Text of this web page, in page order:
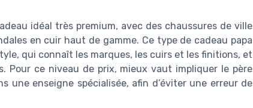
idéal très premium, avec des chaussures de ville
en cuir haut de gamme. Ce type de cadeau papa
qui connaît les marques, les cuirs et les finitions, et
Pour ce niveau de prix, mieux vaut impliquer le père
une enseigne spécialisée, afin d’éviter une erreur de